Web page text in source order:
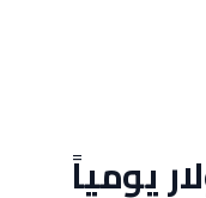
ربح 50 دولار يومياً